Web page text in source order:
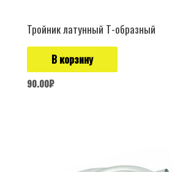
Тройник латунный Т-образный
В корзину
90.00₽